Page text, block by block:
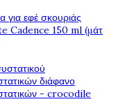
για εφέ σκουριάς
Cadence 150 ml (μάτ
διάφανο
- crocodile